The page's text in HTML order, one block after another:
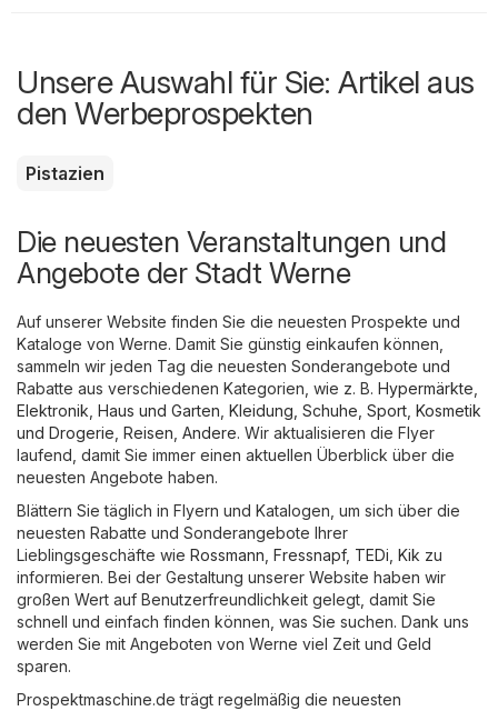
Unsere Auswahl für Sie: Artikel aus
den Werbeprospekten
Pistazien
Die neuesten Veranstaltungen und
Angebote der Stadt Werne
Auf unserer Website finden Sie die neuesten Prospekte und
Kataloge von Werne. Damit Sie günstig einkaufen können,
sammeln wir jeden Tag die neuesten Sonderangebote und
Rabatte aus verschiedenen Kategorien, wie z. B. Hypermärkte
Elektronik Haus und Garten Kleidung, Schuhe, Sport Kosmetik
und Drogerie Reisen Andere. Wir aktualisieren die Flyer
laufend, damit Sie immer einen aktuellen Überblick über die
neuesten Angebote haben.
Blättern Sie täglich in Flyern und Katalogen, um sich über die
neuesten Rabatte und Sonderangebote Ihrer
Lieblingsgeschäfte wie Rossmann Fressnapf, TEDi Kik zu
informieren. Bei der Gestaltung unserer Website haben wir
großen Wert auf Benutzerfreundlichkeit gelegt, damit Sie
schnell und einfach finden können, was Sie suchen. Dank uns
werden Sie mit Angeboten von Werne viel Zeit und Geld
sparen.
Prospektmaschine.de trägt regelmäßig die neuesten